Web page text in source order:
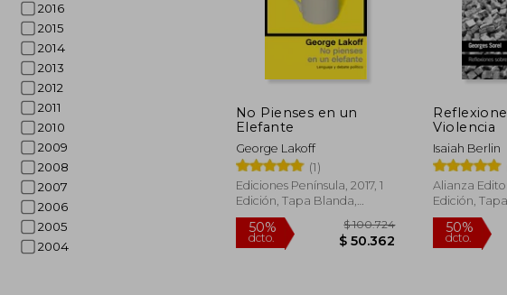
2016
2015
2014
2013
2012
2011
2010
2009
2008
2007
2006
2005
2004
$ 58.707
No Pienses en un
Elefante
George Lakoff
(1)
Ediciones Península, 2017, 1
Edición, Tapa Blanda,
Nuevo
Violencia
Isaiah Berlin
Alianza
Edición,
Nuevo